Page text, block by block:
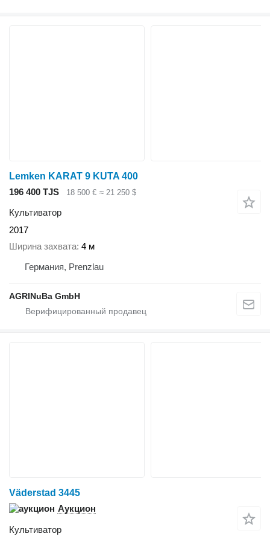
Lemken KARAT 9 KUTA 400
196 400 TJS
18 500 € ≈ 21 250 $
Культиватор
2017
Ширина захвата 4 м
Германия, Prenzlau
AGRINuBa GmbH
Väderstad 3445
Аукцион
Культиватор